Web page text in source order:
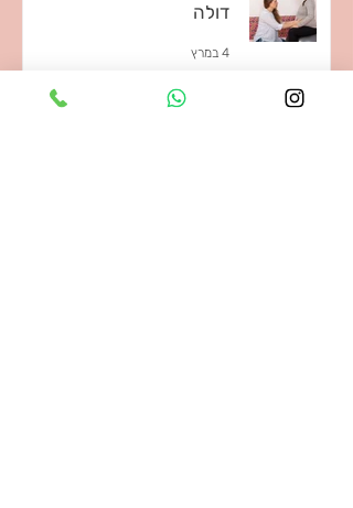
דולה
4 במרץ
מה אישה צריכה אחרי לידה?